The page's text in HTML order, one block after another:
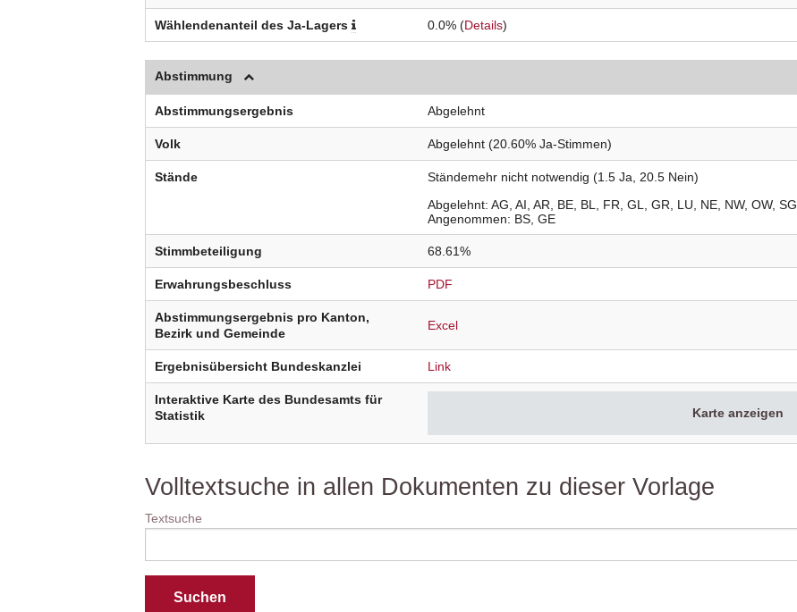
Wählendenanteil des Ja-Lagers 0.0% (Details)
Abstimmung
Abstimmungsergebnis Abgelehnt
Volk Abgelehnt (20.60% Ja-Stimmen)
Stände
Ständemehr nicht notwendig (1.5 Ja, 20.5 Nein)
Abgelehnt AG AI AR BE BL FR GL GR LU NE NW OW SG
Angenommen
BS GE
Stimmbeteiligung 68.61%
Erwahrungsbeschluss PDF
Abstimmungsergebnis pro Kanton,
Bezirk und Gemeinde
Excel
Ergebnisübersicht Bundeskanzlei Link
Interaktive Karte des Bundesamts für
Statistik
Karte anzeigen
Volltextsuche in allen Dokumenten zu dieser Vorlage
Textsuche